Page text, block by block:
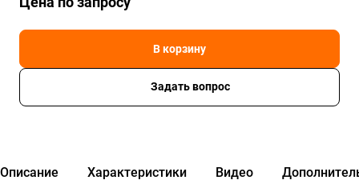
В корзину
Задать вопрос
Описание Характеристики Видео